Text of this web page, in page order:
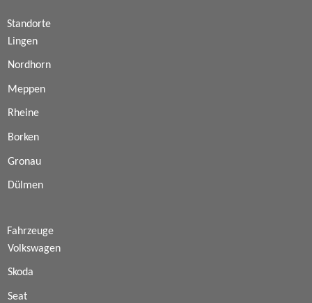
Standorte
Lingen
Nordhorn
Meppen
Rheine
Borken
Gronau
Dülmen
Fahrzeuge
Volkswagen
Skoda
Seat